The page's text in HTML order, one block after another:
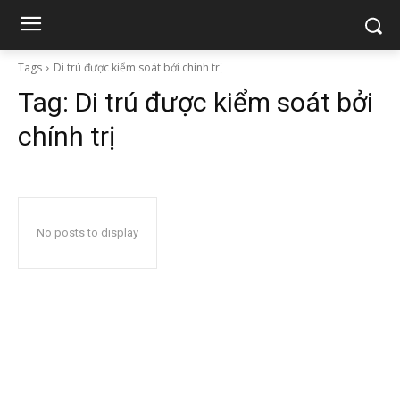
Tags Di trú được kiểm soát bởi chính trị
Tag: Di trú được kiểm soát bởi
chính trị
No posts to display